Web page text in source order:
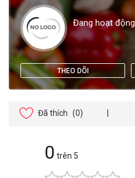
Đang hoạt động
THEO DÕI
Đã thích (0)
0 trên 5